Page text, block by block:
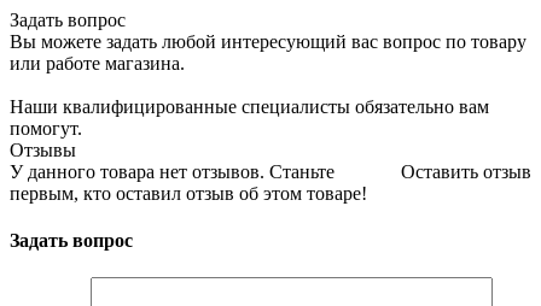
Задать вопрос
Вы можете задать любой интересующий вас вопрос по товару
или работе магазина.
Наши квалифицированные специалисты обязательно вам
помогут.
Отзывы
Оставить отзыв
У данного товара нет отзывов. Станьте
первым, кто оставил отзыв об этом товаре!
Задать вопрос